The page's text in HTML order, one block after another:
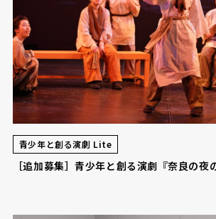
青少年と創る演劇 Lite
［追加募集］青少年と創る演劇『奈良の夜